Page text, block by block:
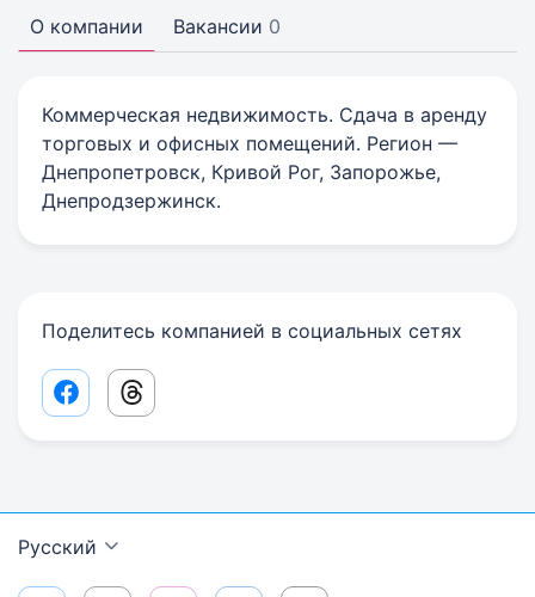
О компании Вакансии 0
Коммерческая недвижимость. Сдача в аренду
торговых и офисных помещений. Регион —
Днепропетровск, Кривой Рог, Запорожье,
Днепродзержинск.
Поделитесь компанией в социальных сетях
Facebook share link
Threads share link
Русский